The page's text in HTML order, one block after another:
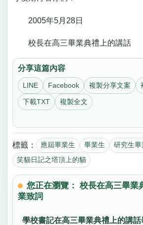
2005年5月28日
校長在高三畢業典禮上的講話
分享這篇內容
LINE Facebook 複製分享文案
下載TXT 複製全文
標籤： 應屆畢業生 畢業生 研究生畢
笑貓日記之塔頂上的貓
您正在瀏覽： 校長在高三畢業
業致詞
學校書記在高三畢業典禮上的講話